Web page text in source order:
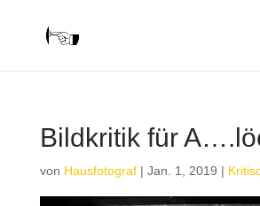
Bildkritik für
von Hausfotograf| Jan. 1, 2019 |